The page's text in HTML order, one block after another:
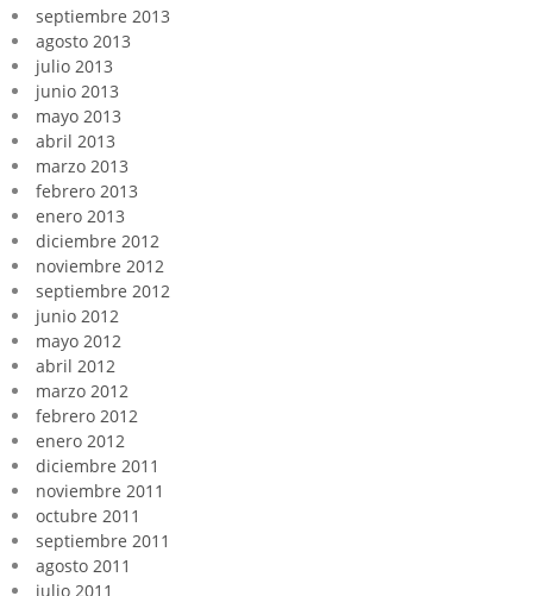
septiembre 2013
agosto 2013
julio 2013
junio 2013
mayo 2013
abril 2013
marzo 2013
febrero 2013
enero 2013
diciembre 2012
noviembre 2012
septiembre 2012
junio 2012
mayo 2012
abril 2012
marzo 2012
febrero 2012
enero 2012
diciembre 2011
noviembre 2011
octubre 2011
septiembre 2011
agosto 2011
julio 2011